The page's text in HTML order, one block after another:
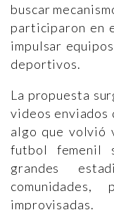
buscar
participaron en
impulsar
deportivos.
La propuesta
videos enviados
algo que volvió
futbol femenil
grandes
improvisadas.